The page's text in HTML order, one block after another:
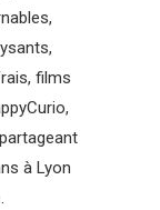
films
à Lyon